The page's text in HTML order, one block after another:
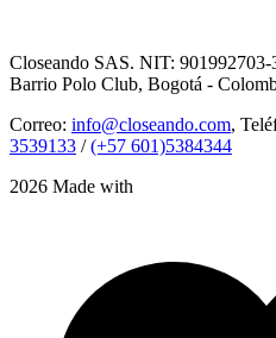
Closeando SAS. NIT:
Barrio Polo Club, Bogotá -
Correo: info@closeando.com,
3539133 /(+57 601)5384344
2026 Made with